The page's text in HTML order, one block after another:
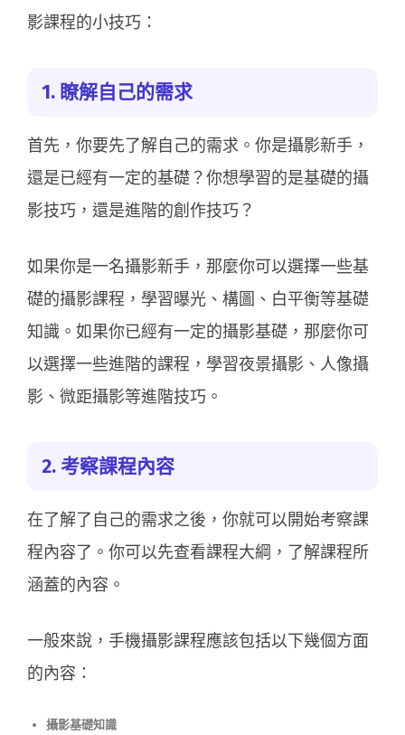
影課程的小技巧：
1. 瞭解自己的需求
首先，你要先了解自己的需求。你是攝影新手，
還是已經有一定的基礎？你想學習的是基礎的攝
影技巧，還是進階的創作技巧？
如果你是一名攝影新手，那麼你可以選擇一些基
礎的攝影課程，學習曝光、構圖、白平衡等基礎
知識。如果你已經有一定的攝影基礎，那麼你可
以選擇一些進階的課程，學習夜景攝影、人像攝
影、微距攝影等進階技巧。
2. 考察課程內容
在了解了自己的需求之後，你就可以開始考察課
程內容了。你可以先查看課程大綱，了解課程所
涵蓋的內容。
一般來說，手機攝影課程應該包括以下幾個方面
的內容：
攝影基礎知識